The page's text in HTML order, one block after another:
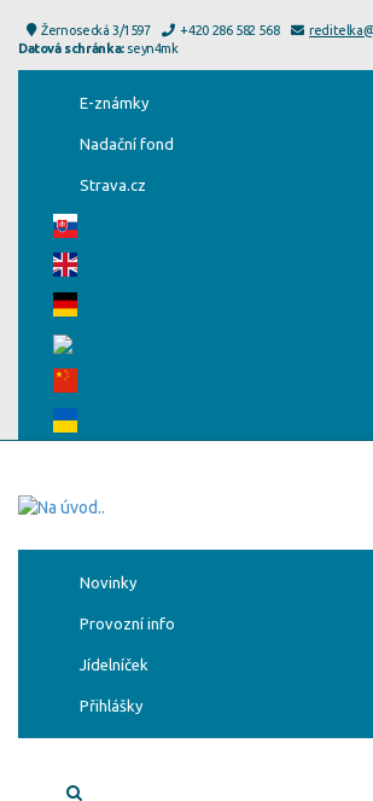
Žernosecká 3/1597 +420 286 582 568
Datová schránka:seyn4mk
E-známky
Nadační fond
Strava.cz
Novinky
Provozní info
Jídelníček
Přihlášky